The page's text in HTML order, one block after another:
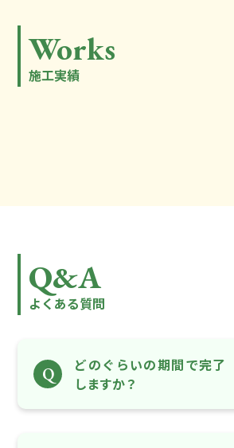
Works
施工実績
Q&A
よくある質問
Q
どのぐらいの期間で完了
しますか？